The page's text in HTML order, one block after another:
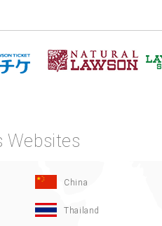
Websites
China
Thailand